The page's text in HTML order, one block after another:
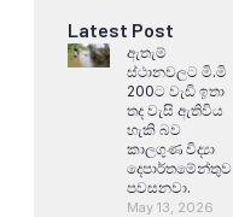
Latest Post
ඇතැම්
ස්ථානවලට මි.මි
200ට වැඩි ඉතා
තද වැසි ඇතිවිය
හැකි බව
කාලගුණ විද්‍යා
දෙපාර්තමේන්තුව
පවසනවා.
May 13, 2026